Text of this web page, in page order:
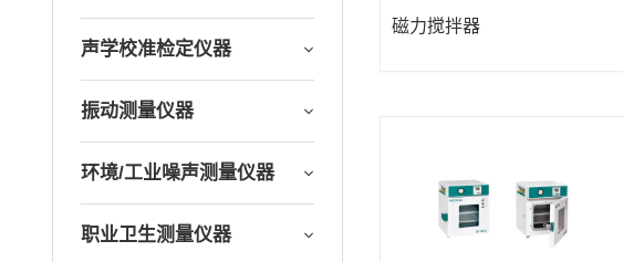
声学校准检定仪器
振动测量仪器
环境/工业噪声测量仪器
职业卫生测量仪器
磁力搅拌器